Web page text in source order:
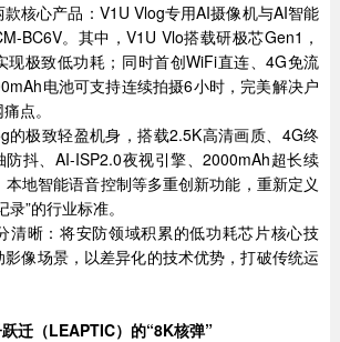
核心产品：V1U Vlog专用AI摄像机与AI智能
BC6V。其中，V1U Vlo搭载研极芯Gen1，
现极致低功耗；同时首创WiFi直连、4G免流
电池可支持连续拍摄6小时，完美解决户
点。
的极致轻盈机身，搭载2.5K高清画质、4G终
抖、AI-ISP2.0夜视引擎、2000mAh超长续
地智能语音控制等多重创新功能，重新定义
”的行业标准。
清晰：将安防领域积累的低功耗芯片核心技
像场景，以差异化的技术优势，打破传统运
迁（LEAPTIC）的“8K核弹”